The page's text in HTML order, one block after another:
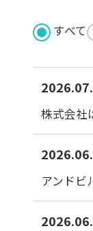
すべて
株式会社
アンドビ